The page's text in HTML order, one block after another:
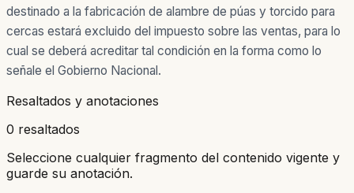
destinado a la fabricación de alambre de púas y torcido para
cercas estará excluido del impuesto sobre las ventas, para lo
cual se deberá acreditar tal condición en la forma como lo
señale el Gobierno Nacional.
Resaltados y anotaciones
0 resaltados
Seleccione cualquier fragmento del contenido vigente y
guarde su anotación.